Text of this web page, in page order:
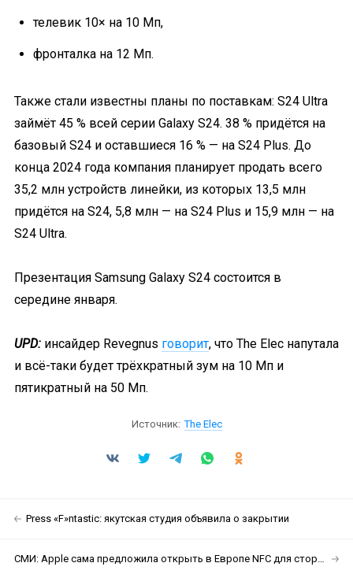
телевик 10× на 10 Мп,
фронталка на 12 Мп.
Также стали известны планы по поставкам: S24 Ultra
займёт 45 % всей серии Galaxy S24. 38 % придётся на
базовый S24 и оставшиеся 16 % — на S24 Plus. До
конца 2024 года компания планирует продать всего
35,2 млн устройств линейки, из которых 13,5 млн
придётся на S24, 5,8 млн — на S24 Plus и 15,9 млн — на
S24 Ultra.
Презентация Samsung Galaxy S24 состоится в
середине января.
UPD: инсайдер Revegnus говорит, что The Elec напутала
и всё-таки будет трёхкратный зум на 10 Мп и
пятикратный на 50 Мп.
Источник: The Elec
Press «F»ntastic: якутская студия объявила о закрытии
СМИ: Apple сама предложила открыть в Европе NFC для сторонних платёжных систем